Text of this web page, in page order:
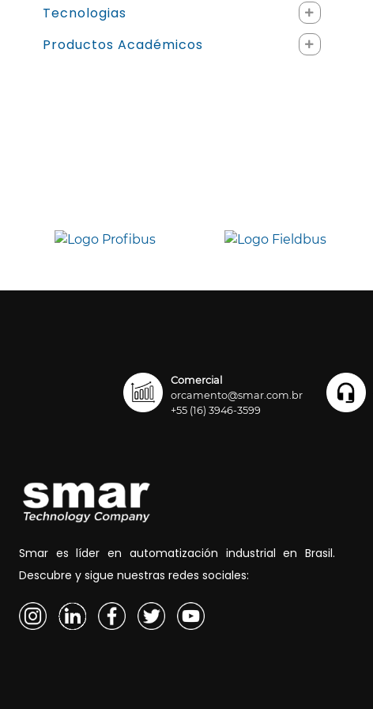
Tecnologias
Productos Académicos
Comercial
orcamento@smar.com.br
+55 (16) 3946-3599
Smar es líder en automatización industrial en Brasil.
Descubre y sigue nuestras redes sociales: